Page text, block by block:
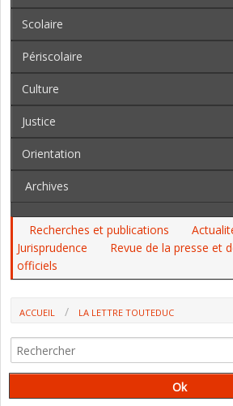
Scolaire
Périscolaire
Culture
Justice
Orientation
Archives
Recherches et publications
Jurisprudence
Revue de la presse et
officiels
ACCUEIL LA LETTRE TOUTEDUC